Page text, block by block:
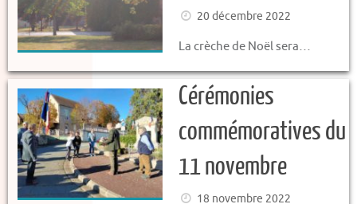
20 décembre 2022
La crèche de Noël sera…
Cérémonies
commémoratives du
11 novembre
18 novembre 2022